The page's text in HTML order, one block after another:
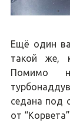
Ещё один
такой же,
Помимо
седана под
от “Корвета”